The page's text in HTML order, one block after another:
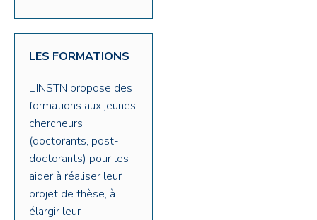
LES FORMATIONS
L’INSTN propose des
formations aux jeunes
chercheurs
(doctorants, post-
doctorants) pour les
aider à réaliser leur
projet de thèse, à
élargir leur